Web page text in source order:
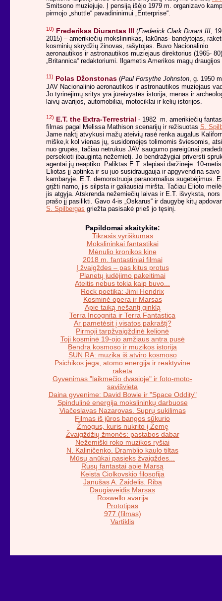
Smitsono muziejuje. Į pensiją išėjo 1979 m. organizavo
pirmojo „shuttle“ pavadininimui „Enterprise“.
10) Frederikas Diurantas III (Frederick Clark Durant III,
2015) – amerikiečių mokslininkas, lakūnas- bandytojas,
kosminių skrydžių žinovas, rašytojas. Buvo Nacionalinio
aeronautikos ir astronautikos muziejaus direktorius (1965-
„Britannica“ redaktoriumi. Ilgametis Amerikos magų
11) Polas Džonstonas (Paul Forsythe Johnston, g. 1950
JAV Nacionalinio aeronautikos ir astronautikos muziejaus
Jo tyrinėjimų sritys yra jūreivystės istorija, menas ir
laivų avarijos, automobiliai, motociklai ir kelių istorijos.
12) E.T. the Extra-Terrestrial - 1982 m. amerikiečių
filmas pagal Melissa Mathison scenarijų ir režisuotas S.
Jame naktį atvykusi mažų ateivių rasė renka augalus
miške,k kol vienas jų, susidomėjęs tolimomis šviesomis,
nuo grupės, tačiau netrukus JAV saugumo pareigūnai
persekioti įbaugintą nežemietį. Jo bendražygiai priversti
agentai jų neaptiko. Paliktas E.T. slepiasi daržinėje. 10-metis
Eliotas jį aptinka ir su juo susidraugauja ir apgyvendina savo
kambaryje. E.T. demonstruoja paranormalius sugebėjimus.
grįžti namo, jis silpsta ir galiausiai miršta. Tačiau Elioto
jis atgyja. Atskrenda nežemiečių laivas ir E.T. išvyksta, nors
prašo jį pasilikti. Gavo 4-is „Oskarus“ ir daugybę kitų
S. Spilbergas griežta pasisakė prieš jo tęsinį.
Papildomai skaitykite:
Tikrasis vyriškumas
Mokslininkai fantastikai
Mėnulio kronikos kine
2018 m. fantastiniai filmai
Į žvaigždes – pas kitus protus
Planetų judėjimo pakeitimai
Ateitis nebus tokia kaip buvo...
Rock poetika: Jimi Hendrix
Kosminė opera ir Marsas
Apie taiką nešantį ginklą
Terra Incognita ir Terra Fantastica
Ar pametėsit į visatos pakraštį?
Pirmoji tarpžvaigždinė kelionė
Toji kosminė 19-ojo amžiaus antra pusė
Bendra kosmoso ir muzikos istorija
SUN RA: muzika iš atviro kosmoso
Psichikos jėga, atomo energija ir reaktyvine
raketa
Gyvenimas "laikmečio dvasioje" ir foto-moto-
savišvieta
Daina gyvenime: David Bowie ir "Space Oddity"
Spindulinė energija mokslininkų darbuose
Viačeslavas Nazarovas. Suprų sukilimas
Filmas iš jūros bangos sūkurio
Žmogus, kuris nukrito į Žemę
Žvaigždžių žmonės: pastabos dabar
Nežemiški roko muzikos ryšiai
N. Kaliničenko. Dramblio kaulo tiltas
Mūsų anūkai pasieks žvaigždes...
Rusų fantastai apie Marsą
Keista Ciolkovskio filosofija
Janušas A. Zaidelis. Riba
Daugiaveidis Marsas
Roswello avarija
Prototipas
977 (filmas)
Vartiklis